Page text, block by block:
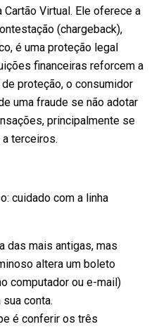
Virtual. Ele oferece a
(chargeback),
é uma proteção legal
financeiras reforcem a
proteção, o consumidor
uma fraude se não adotar
principalmente se
terceiros.
cuidado com a linha
das mais antigas, mas
altera um boleto
computador ou e-mail)
conta.
é conferir os três